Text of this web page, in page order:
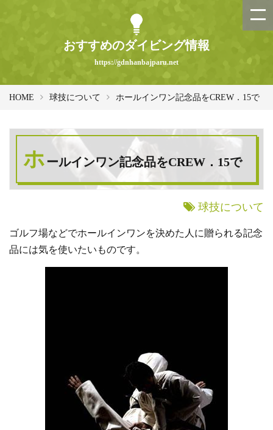
おすすめのダイビング情報
https://gdnhanbajparu.net
HOME 球技について ホールインワン記念品をCREW．15で
ホールインワン記念品をCREW．15で
球技について
ゴルフ場などでホールインワンを決めた人に贈られる記念
品には気を使いたいものです。